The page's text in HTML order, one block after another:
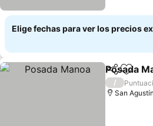
Elige fechas para ver los precios
Compartir
Posada
/
San